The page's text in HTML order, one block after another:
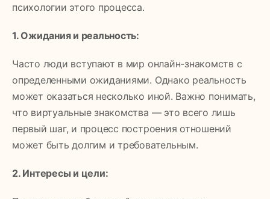
психологии этого процесса.
1. Ожидания и реальность:
Часто люди вступают в мир онлайн-знакомств с
определенными ожиданиями. Однако реальность
может оказаться несколько иной. Важно понимать,
что виртуальные знакомства — это всего лишь
первый шаг, и процесс построения отношений
может быть долгим и требовательным.
2. Интересы и цели: